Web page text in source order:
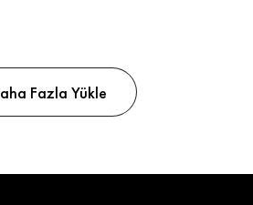
Fazla Yükle